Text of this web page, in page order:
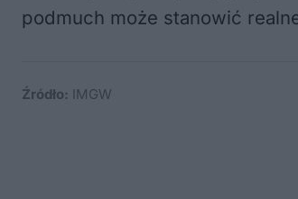
podmuch może stanowić
Źródło: IMGW